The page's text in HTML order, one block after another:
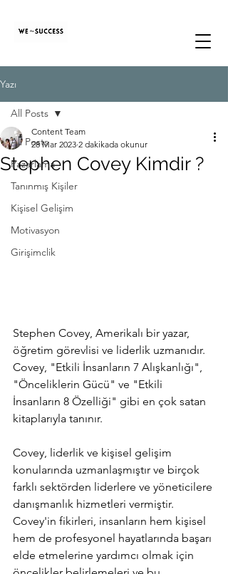
Yazı
All Posts
Pazarlama
Tanınmış Kişiler
Kişisel Gelişim
Motivasyon
Girişimclik
All Posts
Stephen Covey Kimdir ?
Content Team
28 Mar 2023 2 dakikada okunur
Stephen Covey, Amerikalı bir yazar,
öğretim görevlisi ve liderlik uzmanıdır.
Covey, "Etkili İnsanların 7 Alışkanlığı",
"Önceliklerin Gücü" ve "Etkili
İnsanların 8 Özelliği" gibi en çok satan
kitaplarıyla tanınır.
Covey, liderlik ve kişisel gelişim
konularında uzmanlaşmıştır ve birçok
farklı sektörden liderlere ve yöneticilere
danışmanlık hizmetleri vermiştir.
Covey'in fikirleri, insanların hem kişisel
hem de profesyonel hayatlarında başarı
elde etmelerine yardımcı olmak için